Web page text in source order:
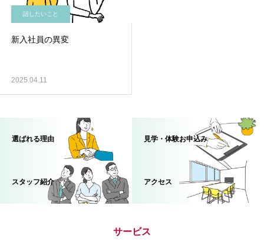
話したいこと
新入社員の異変
2025.04.11
選ばれる理由 見学・体験お申込み
スタッフ紹介 アクセス
サービス